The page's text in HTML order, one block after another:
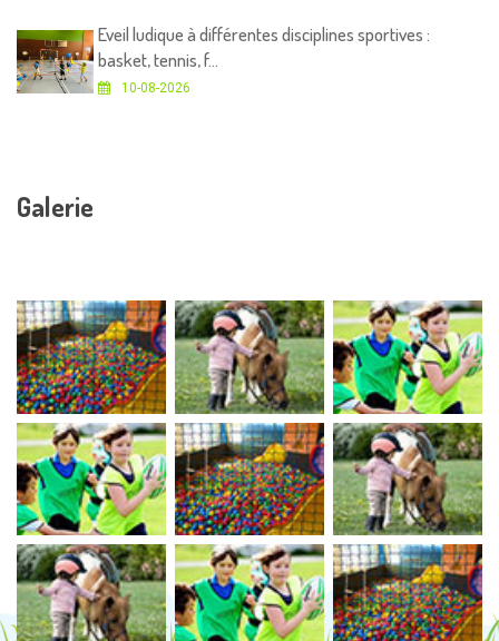
Eveil ludique à différentes disciplines sportives :
basket, tennis, f...
10-08-2026
Galerie